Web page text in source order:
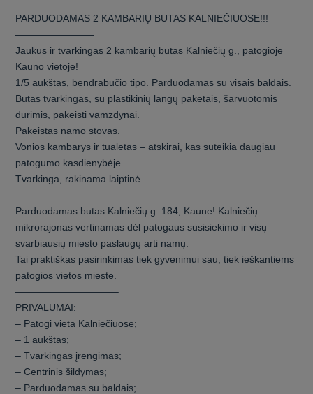
PARDUODAMAS 2 KAMBARIŲ BUTAS KALNIEČIUOSE!!!
————————
Jaukus ir tvarkingas 2 kambarių butas Kalniečių g., patogioje
Kauno vietoje!
1/5 aukštas, bendrabučio tipo. Parduodamas su visais baldais.
Butas tvarkingas, su plastikinių langų paketais, šarvuotomis
durimis, pakeisti vamzdynai.
Pakeistas namo stovas.
Vonios kambarys ir tualetas – atskirai, kas suteikia daugiau
patogumo kasdienybėje.
Tvarkinga, rakinama laiptinė.
——————————–
Parduodamas butas Kalniečių g. 184, Kaune! Kalniečių
mikrorajonas vertinamas dėl patogaus susisiekimo ir visų
svarbiausių miesto paslaugų arti namų.
Tai praktiškas pasirinkimas tiek gyvenimui sau, tiek ieškantiems
patogios vietos mieste.
——————————–
PRIVALUMAI:
– Patogi vieta Kalniečiuose;
– 1 aukštas;
– Tvarkingas įrengimas;
– Centrinis šildymas;
– Parduodamas su baldais;